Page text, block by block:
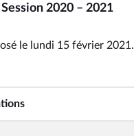
Session 2020 – 2021
le lundi 15 février 2021.
d’informations</b>